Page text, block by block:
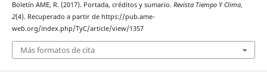
Boletín AME, R. (2017). Portada, créditos y sumario. Revista Tiempo Y Clima,
2(4). Recuperado a partir de https://pub.ame-
web.org/index.php/TyC/article/view/1357
Más formatos de cita